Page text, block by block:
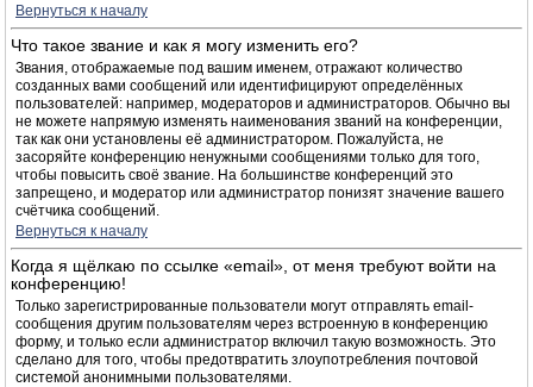
Вернуться к началу
Что такое звание и как я могу изменить его?
Звания, отображаемые под вашим именем, отражают количество
созданных вами сообщений или идентифицируют определённых
пользователей: например, модераторов и администраторов. Обычно вы
не можете напрямую изменять наименования званий на конференции,
так как они установлены её администратором. Пожалуйста, не
засоряйте конференцию ненужными сообщениями только для того,
чтобы повысить своё звание. На большинстве конференций это
запрещено, и модератор или администратор понизят значение вашего
счётчика сообщений.
Вернуться к началу
Когда я щёлкаю по ссылке «email», от меня требуют войти на
конференцию!
Только зарегистрированные пользователи могут отправлять email-
сообщения другим пользователям через встроенную в конференцию
форму, и только если администратор включил такую возможность. Это
сделано для того, чтобы предотвратить злоупотребления почтовой
системой анонимными пользователями.